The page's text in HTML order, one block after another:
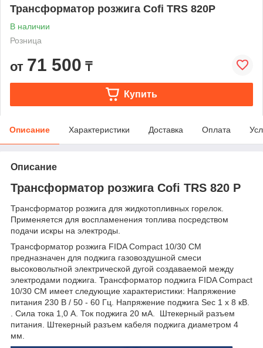
Трансформатор розжига Cofi TRS 820P
В наличии
Розница
от 71 500 ₸
Купить
Описание Характеристики Доставка Оплата
Описание
Трансформатор розжига Cofi TRS 820 P
Трансформатор розжига для жидкотопливных горелок.
Применяется для воспламенения топлива посредством
подачи искры на электроды.
Трансформатор розжига FIDA Compact 10/30 CM
предназначен для поджига газовоздушной смеси
высоковольтной электрической дугой создаваемой между
электродами поджига. Трансформатор поджига FIDA Compact
10/30 CM имеет следующие характеристики: Напряжение
питания 230 В / 50 - 60 Гц. Напряжение поджига Sec 1 х 8 кВ.
. Сила тока 1,0 А. Ток поджига 20 мА. Штекерный разъем
питания. Штекерный разъем кабеля поджига диаметром 4
мм.